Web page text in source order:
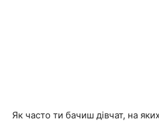
Як часто ти бачиш дівчат, на